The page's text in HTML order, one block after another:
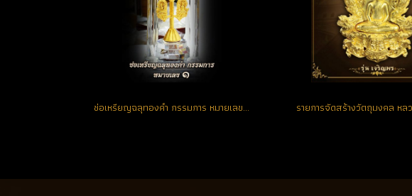
ช่อเหรียญฉลุทองคำ กรรมการ หมายเลขช่อ No. 1 ตอกโค้ด (ขายแล้ว)